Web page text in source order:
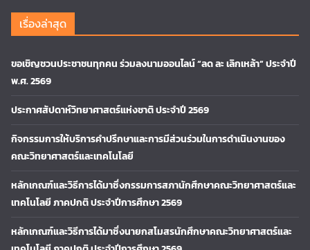
เรื่องล่าสุด
ขอเชิญชวนประชาชนทุกคน ร่วมลงนามออนไลน์ “ลด ละ เลิกเหล้า” ประจำปี
พ.ศ. 2569
ประกาศสัปดาห์วิทยาศาสตร์แห่งชาติ ประจำปี 2569
กิจกรรมการให้บริการคำปรึกษาและการมีส่วนร่วมในการดำเนินงานของ
คณะวิทยาศาสตร์และเทคโนโลยี
หลักเกณฑ์และวิธีการได้มาซึ่งกรรมการสภานักศึกษาคณะวิทยาศาสตร์และ
เทคโนโลยี ภาคปกติ ประจำปีการศึกษา 2569
หลักเกณฑ์และวิธีการได้มาซึ่งนายกสโมสรนักศึกษาคณะวิทยาศาสตร์และ